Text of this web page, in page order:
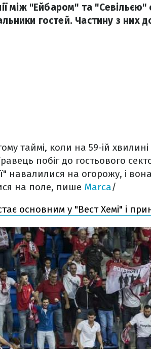
між "Ейбаром" та
гостей. Частину з них
таймі, коли на 59-ій
побіг до гостьового
навалилися на огорожу, і
на поле, пише Marca/
основним у "Вест Хемі" і